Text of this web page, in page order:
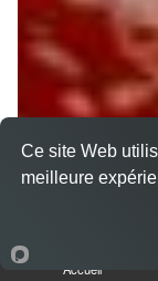
Accueil
Ce site Web
meilleure